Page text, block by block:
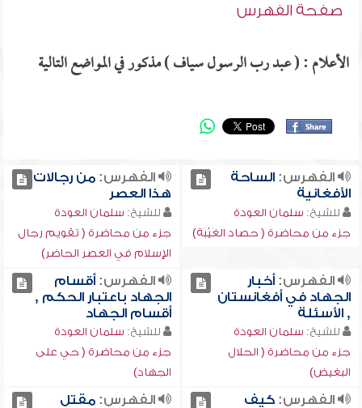
صفحة الفهرس
الأعلام : ( عبد رب الرسول سياف ) مذكور في المواضع التالية
الفهرس:الساحة
الأفغانية
للشيخ: سلمان العودة
جزء من محاضرة ( حصاد الغَيْبَة)
الفهرس:من رجالات
هذا العصر
للشيخ: سلمان العودة
جزء من محاضرة ( تقويم رجال
الإسلام في العصر الحاضر)
الفهرس:أخبار
الجهاد في أفغانستان
, الأسئلة
للشيخ: سلمان العودة
جزء من محاضرة ( الحلال
البغيض)
الفهرس:أقسام
الجهاد باعتبار الحكم ,
أقسام الجهاد
للشيخ: سلمان العودة
جزء من محاضرة ( حي على
الجهاد)
الفهرس:كيف
الفهرس:مقتل